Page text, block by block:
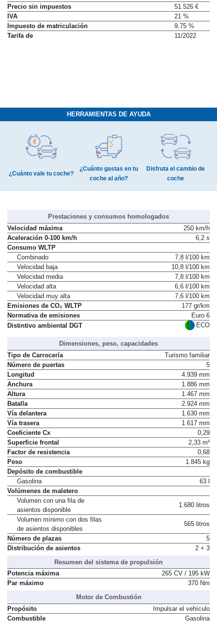
Descuento oficial
0 €
Precio sin impuestos
51.526 €
IVA
21 %
Impuesto de matriculación
9,75 %
HERRAMIENTAS DE AYUDA
¿Cuánto gastas en tu
Disfruta el cambio de
Prestaciones y consumos homologados
Velocidad máxima
250 km/h
Aceleración 0-100 km/h
Consumo WLTP
Combinado
7,8 l/100 km
Velocidad baja
10,8 l/100 km
Velocidad media
7,8 l/100 km
Velocidad alta
6,6 l/100 km
Velocidad muy alta
7,6 l/100 km
Emisiones de CO₂ WLTP
177 gr/km
Normativa de emisiones
Euro 6
Dimensiones, peso, capacidades
Tipo de Carrocería
Turismo familiar
Número de puertas
5
Longitud
4.939 mm
Anchura
1.886 mm
Altura
1.467 mm
Batalla
2.924 mm
Vía delantera
1.630 mm
Vía trasera
1.617 mm
Coeficiente Cx
0,29
Superficie frontal
2,33 m²
Factor de resistencia
0,68
Peso
Depósito de combustible
Gasolina
Volúmenes de maletero
Volumen con una fila de
asientos disponible
Volumen mínimo con dos filas
de asientos disponibles
Número de plazas
5
Resumen del sistema de propulsión
Potencia máxima
265 CV / 195 kW
Motor de Combustión
Propósito
Impulsar el vehículo